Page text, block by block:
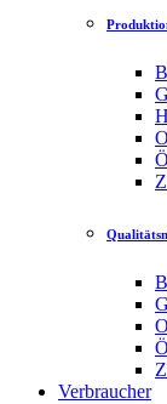
Verbraucher